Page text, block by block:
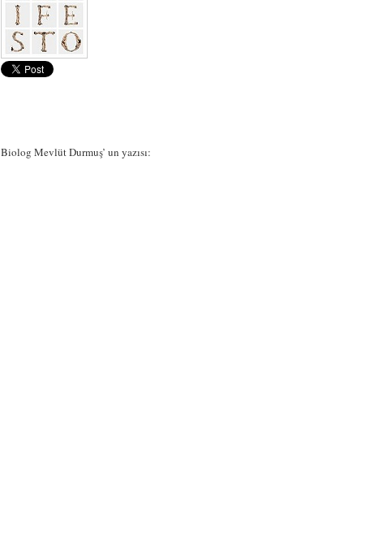
Biolog Mevlüt Durmuş’ un yazısı: